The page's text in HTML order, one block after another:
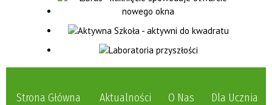
Strona Główna Aktualności O Nas Dla Ucznia